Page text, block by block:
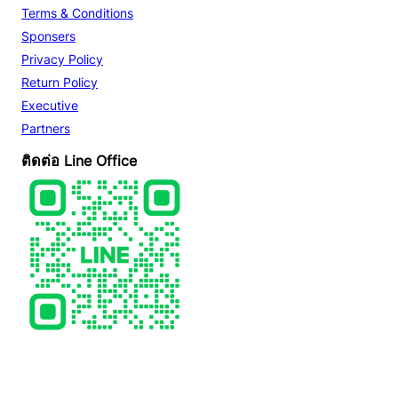
Terms & Conditions
Sponsers
Privacy Policy
Return Policy
Executive
Partners
ติดต่อ Line Office